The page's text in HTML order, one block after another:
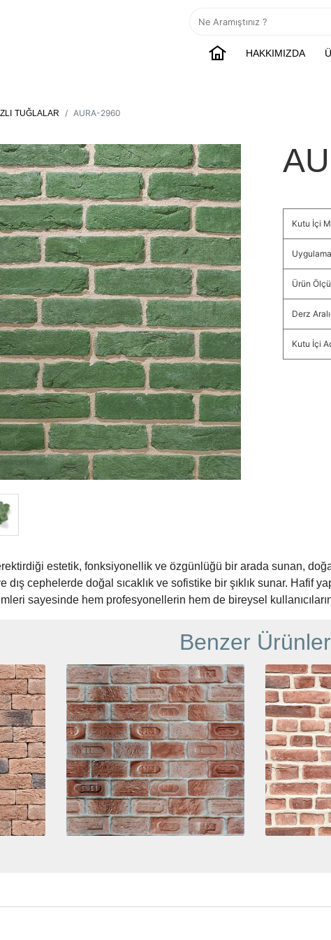
HAKKIMIZDA
TUĞLALAR AURA-2960
Kutu İçi
Uygulama
Ürün
Derz
Kutu İçi
estetik, fonksiyonellik ve özgünlüğü bir arada sunan,
dış cephelerde doğal sıcaklık ve sofistike bir şıklık sunar. Hafif
sayesinde hem profesyonellerin hem de bireysel
Benzer Ürünler